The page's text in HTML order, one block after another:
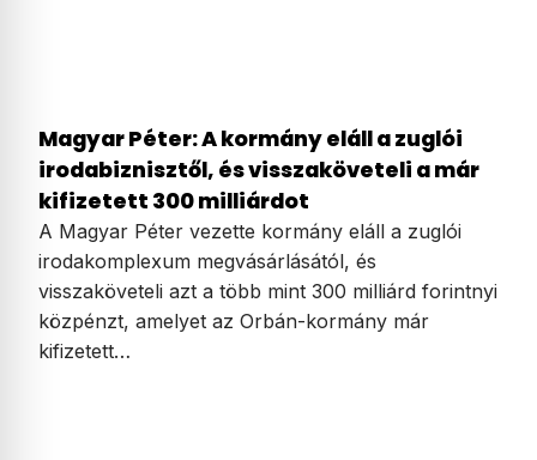
Magyar Péter: A kormány eláll a zuglói
irodabiznisztől, és visszaköveteli a már
kifizetett 300 milliárdot
A Magyar Péter vezette kormány eláll a zuglói
irodakomplexum megvásárlásától, és
visszaköveteli azt a több mint 300 milliárd forintnyi
közpénzt, amelyet az Orbán-kormány már
kifizetett…